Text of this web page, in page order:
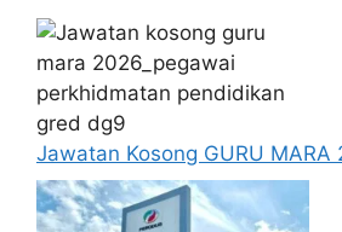
tahun pada tarikh tutup
jawatan.
Berkelayakan dan
pelantikan yang telah
setiap jawatan yang
baca pada lampiran
sediakan seperti berikut.
Jawatan Kosong GURU MARA